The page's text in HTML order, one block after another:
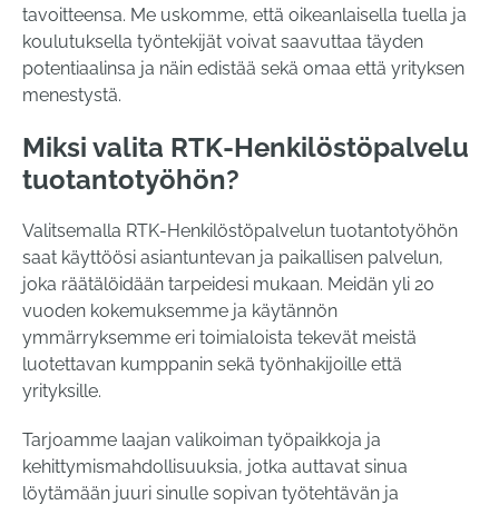
tavoitteensa. Me uskomme, että oikeanlaisella tuella ja
koulutuksella työntekijät voivat saavuttaa täyden
potentiaalinsa ja näin edistää sekä omaa että yrityksen
menestystä.
Miksi valita RTK-Henkilöstöpalvelu
tuotantotyöhön?
Valitsemalla RTK-Henkilöstöpalvelun tuotantotyöhön
saat käyttöösi asiantuntevan ja paikallisen palvelun,
joka räätälöidään tarpeidesi mukaan. Meidän yli 20
vuoden kokemuksemme ja käytännön
ymmärryksemme eri toimialoista tekevät meistä
luotettavan kumppanin sekä työnhakijoille että
yrityksille.
Tarjoamme laajan valikoiman työpaikkoja ja
kehittymismahdollisuuksia, jotka auttavat sinua
löytämään juuri sinulle sopivan työtehtävän ja